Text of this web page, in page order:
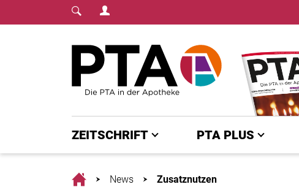
Login Menu
ZEITSCHRIFT PTA PLUS
HomeNews Zusatznutzen